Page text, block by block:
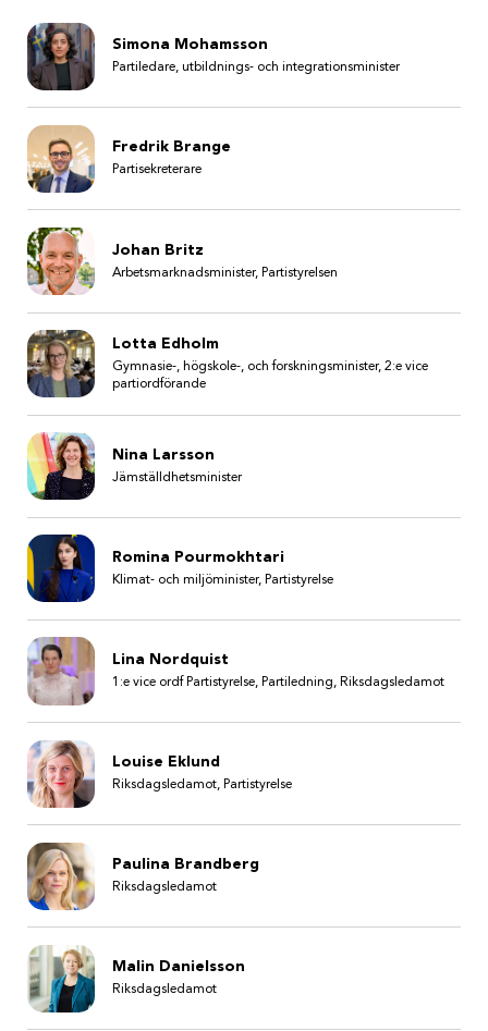
Simona Mohamsson
Partiledare, utbildnings- och integrationsminister
Fredrik Brange
Partisekreterare
Johan Britz
Arbetsmarknadsminister, Partistyrelsen
Lotta Edholm
Gymnasie-, högskole-, och forskningsminister, 2:e vice
partiordförande
Nina Larsson
Jämställdhetsminister
Romina Pourmokhtari
Klimat- och miljöminister, Partistyrelse
Lina Nordquist
1:e vice ordf Partistyrelse, Partiledning, Riksdagsledamot
Louise Eklund
Riksdagsledamot, Partistyrelse
Paulina Brandberg
Riksdagsledamot
Malin Danielsson
Riksdagsledamot